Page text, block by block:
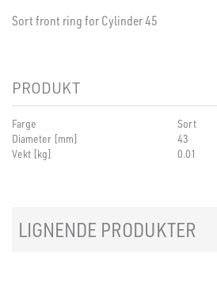
Sort front ring for Cylinder 45
PRODUKT
Farge
Sort
Diameter [mm]
43
Vekt [kg]
0.01
LIGNENDE PRODUKTER